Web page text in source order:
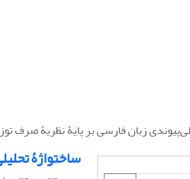
زبان فارسی بر پایۀ نظریۀ صرف
ساختواژۀ